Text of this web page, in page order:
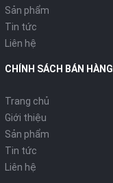
Sản phẩm
Tin tức
Liên hệ
CHÍNH SÁCH BÁN HÀNG
Trang chủ
Giới thiệu
Sản phẩm
Tin tức
Liên hệ